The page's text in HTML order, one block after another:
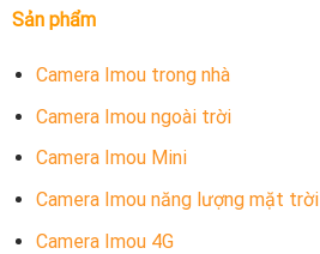
Sản phẩm
Camera Imou trong nhà
Camera Imou ngoài trời
Camera Imou Mini
Camera Imou năng lượng mặt trời
Camera Imou 4G